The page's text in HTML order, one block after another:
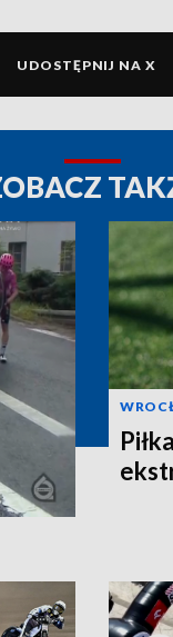
UDOSTĘPNIJ NA X